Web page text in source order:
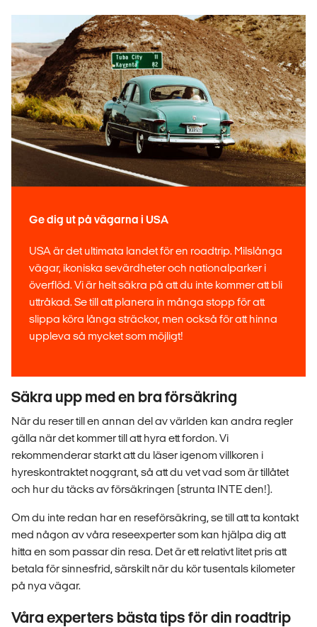
Ge dig ut på vägarna i USA
USA är det ultimata landet för en roadtrip. Milslånga
vägar, ikoniska sevärdheter och nationalparker i
överflöd. Vi är helt säkra på att du inte kommer att bli
uttråkad. Se till att planera in många stopp för att
slippa köra långa sträckor, men också för att hinna
uppleva så mycket som möjligt!
Säkra upp med en bra försäkring
När du reser till en annan del av världen kan andra regler
gälla när det kommer till att hyra ett fordon. Vi
rekommenderar starkt att du läser igenom villkoren i
hyreskontraktet noggrant, så att du vet vad som är tillåtet
och hur du täcks av försäkringen (strunta INTE den!).
Om du inte redan har en reseförsäkring, se till att ta kontakt
med någon av våra reseexperter som kan hjälpa dig att
hitta en som passar din resa. Det är ett relativt litet pris att
betala för sinnesfrid, särskilt när du kör tusentals kilometer
på nya vägar.
Våra experters bästa tips för din roadtrip